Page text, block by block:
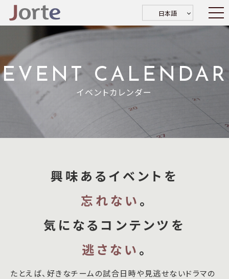
日本語
EVENT CALENDAR
イベントカレンダー
興味あるイベントを
忘れない 。
気になるコンテンツを
逃さない 。
たとえば、好きなチームの試合日時や見逃せないドラマの